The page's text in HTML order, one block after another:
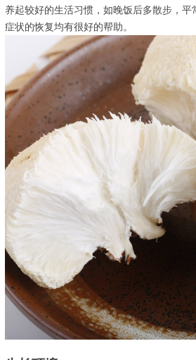
养起较好的生活习惯，如晚饭后多散步，
症状的恢复均有很好的帮助。